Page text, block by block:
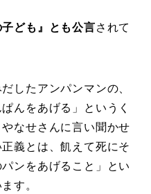
ども』 とも公言されて
したアンパンマンの、
んをあげる」というく
なせさんに言い聞かせ
義とは、飢えて死にそ
ンをあげること」とい
す。